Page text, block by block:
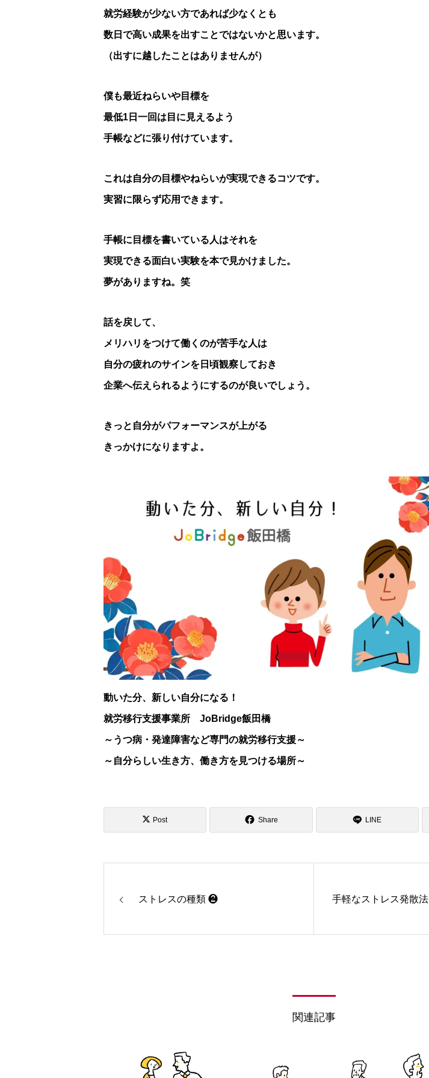
就労経験が少ない方であれば少なくとも
数日で高い成果を出すことではないかと思います。
（出すに越したことはありませんが）
僕も最近ねらいや目標を
最低1日一回は目に見えるよう
手帳などに張り付けています。
これは自分の目標やねらいが実現できるコツです。
実習に限らず応用できます。
手帳に目標を書いている人はそれを
実現できる面白い実験を本で見かけました。
夢がありますね。笑
話を戻して、
メリハリをつけて働くのが苦手な人は
自分の疲れのサインを日頃観察しておき
企業へ伝えられるようにするのが良いでしょう。
きっと自分がパフォーマンスが上がる
きっかけになりますよ。
動いた分、新しい自分になる！
就労移行支援事業所 JoBridge飯田橋
～うつ病・発達障害など専門の就労移行支援～
～自分らしい生き方、働き方を見つける場所～
Post Share LINE
ストレスの種類 ❷ 手軽なストレス発散法
関連記事